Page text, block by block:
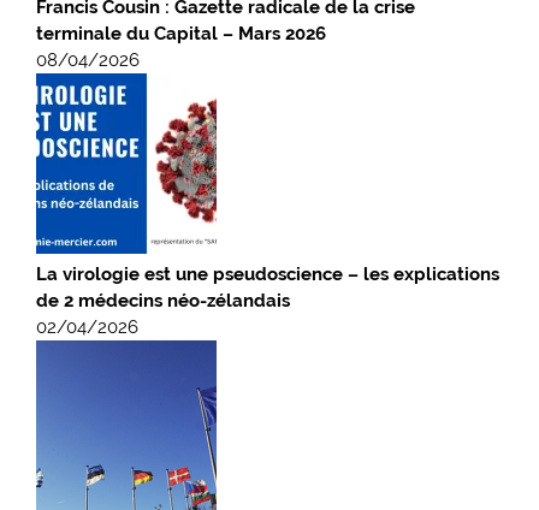
Francis Cousin : Gazette radicale de la crise
terminale du Capital – Mars 2026
08/04/2026
La virologie est une pseudoscience – les explications
de 2 médecins néo-zélandais
02/04/2026